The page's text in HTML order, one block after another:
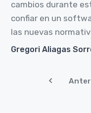
cambios durante
confiar en un
las nuevas
Gregori Aliagas